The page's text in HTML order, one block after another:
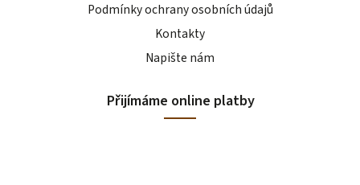
Podmínky ochrany osobních údajů
Kontakty
Napište nám
Přijímáme online platby